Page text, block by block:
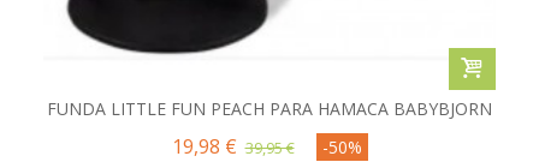
FUNDA LITTLE FUN PEACH PARA HAMACA BABYBJORN
19,98 € 39,95 € -50%